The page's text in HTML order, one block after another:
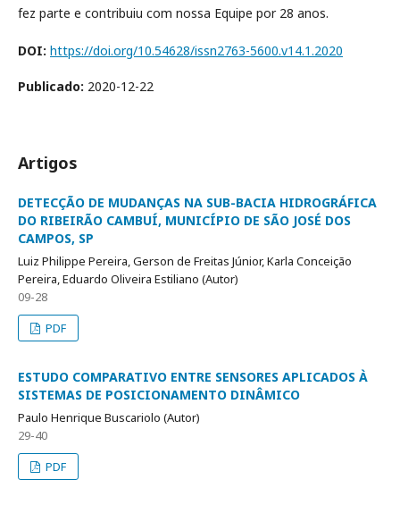
fez parte e contribuiu com nossa Equipe por 28 anos.
DOI: https://doi.org/10.54628/issn2763-5600.v14.1.2020
Publicado: 2020-12-22
Artigos
DETECÇÃO DE MUDANÇAS NA SUB-BACIA HIDROGRÁFICA
DO RIBEIRÃO CAMBUÍ, MUNICÍPIO DE SÃO JOSÉ DOS
CAMPOS, SP
Luiz Philippe Pereira, Gerson de Freitas Júnior, Karla Conceição
Pereira, Eduardo Oliveira Estiliano (Autor)
09-28
PDF
ESTUDO COMPARATIVO ENTRE SENSORES APLICADOS À
SISTEMAS DE POSICIONAMENTO DINÂMICO
Paulo Henrique Buscariolo (Autor)
29-40
PDF